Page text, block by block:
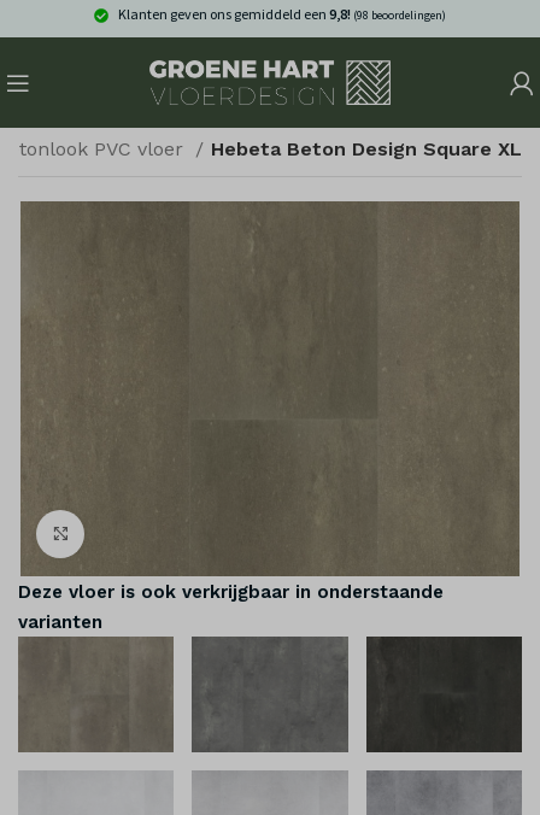
Klanten geven ons gemiddeld een 9,8! (98 beoordelingen)
PVC vloer Hebeta Beton Design Square XL
Deze vloer is ook verkrijgbaar in onderstaande
varianten